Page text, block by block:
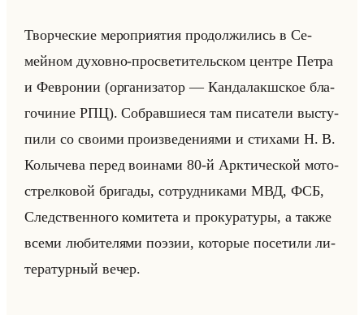
Твор­че­ские ме­ро­при­ятия про­дол­жи­лись в Се­
мейном ду­хов­но-про­све­ти­тельском цен­тре Петра
и Фев­ро­нии (ор­га­ни­за­тор — Кан­да­лакш­ское бла­
го­чи­ние РПЦ). Со­брав­ши­еся там пи­са­те­ли вы­сту­
пи­ли со сво­ими про­из­ве­де­ни­ями и сти­ха­ми Н. В.
Ко­лы­че­ва перед во­ина­ми 80-й Арк­ти­че­ской мо­то­
стрел­ко­вой бри­га­ды, со­труд­ни­ка­ми МВД, ФСБ,
След­ствен­но­го ко­ми­те­та и про­ку­ра­ту­ры, а также
всеми лю­би­те­ля­ми по­эзии, ко­то­рые по­се­ти­ли ли­
те­ра­тур­ный вечер.